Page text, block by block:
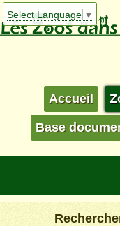
Select Language ▼
Accueil
Base